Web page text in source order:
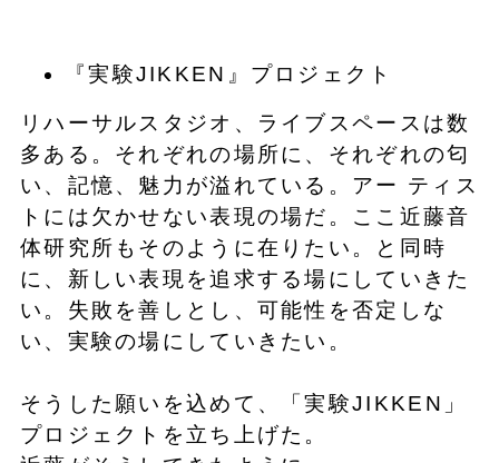
『実験JIKKEN』プロジェクト
リハーサルスタジオ、ライブスペースは数
多ある。それぞれの場所に、それぞれの匂
い、記憶、魅力が溢れている。アー ティス
トには欠かせない表現の場だ。ここ近藤音
体研究所もそのように在りたい。と同時
に、新しい表現を追求する場にしていきた
い。失敗を善しとし、可能性を否定しな
い、実験の場にしていきたい。
そうした願いを込めて、「実験JIKKEN」
プロジェクトを立ち上げた。